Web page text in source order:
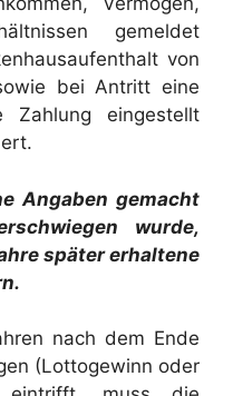
gemeldet
von
bei Antritt eine
Zahlung eingestellt
Angaben gemacht
wurde,
später erhaltene
nach dem Ende
(Lottogewinn oder